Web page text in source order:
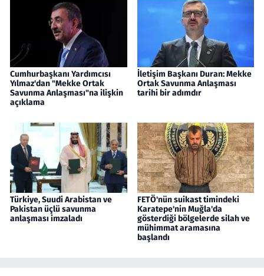
Cumhurbaşkanı Yardımcısı
Yılmaz'dan "Mekke Ortak
Savunma Anlaşması"na ilişkin
açıklama
İletişim Başkanı Duran: Mekke
Ortak Savunma Anlaşması
tarihi bir adımdır
Türkiye, Suudi Arabistan ve
Pakistan üçlü savunma
anlaşması imzaladı
FETÖ'nün suikast timindeki
Karatepe'nin Muğla'da
gösterdiği bölgelerde silah ve
mühimmat aramasına
başlandı